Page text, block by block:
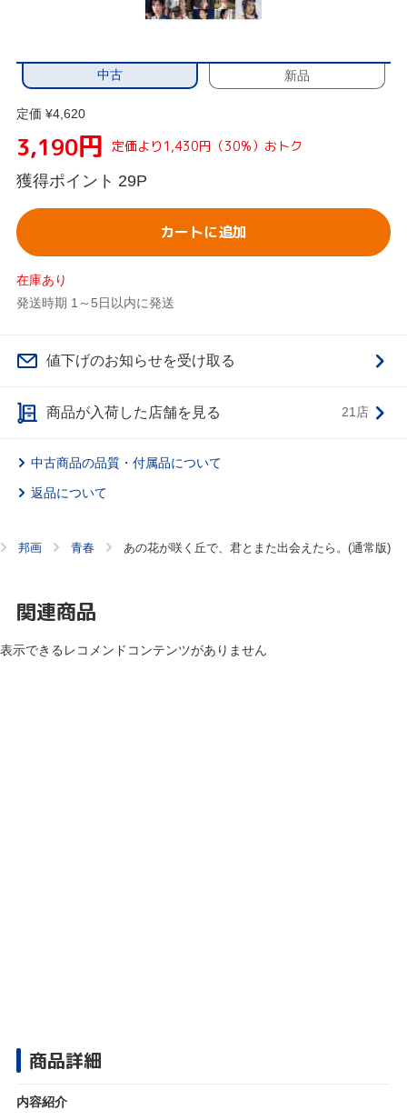
中古 新品
定価 ¥4,620
3,190円 定価より1,430円（30%）おトク
獲得ポイント 29P
カートに追加
在庫あり
発送時期 1～5日以内に発送
値下げのお知らせを受け取る
商品が入荷した店舗を見る 21店
中古商品の品質・付属品について
返品について
邦画 青春 あの花が咲く丘で、君とまた出会えたら。(通常版)
関連商品
表示できるレコメンドコンテンツがありません
商品詳細
内容紹介